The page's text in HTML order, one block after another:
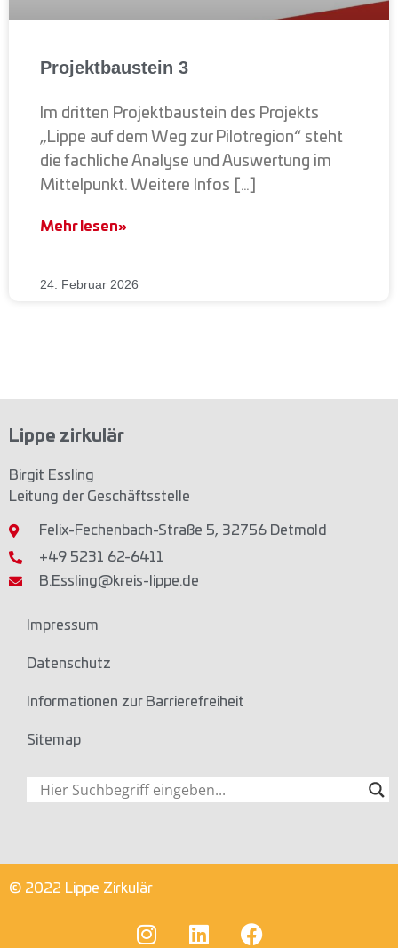
Projektbaustein 3
Im dritten Projektbaustein des Projekts
„Lippe auf dem Weg zur Pilotregion“ steht
die fachliche Analyse und Auswertung im
Mittelpunkt. Weitere Infos […]
Mehr lesen»
24. Februar 2026
Lippe zirkulär
Birgit Essling
Leitung der Geschäftsstelle
Felix-Fechenbach-Straße 5, 32756 Detmold
+49 5231 62-6411
B.Essling@kreis-lippe.de
Impressum
Datenschutz
Informationen zur Barrierefreiheit
Sitemap
© 2022 Lippe Zirkulär